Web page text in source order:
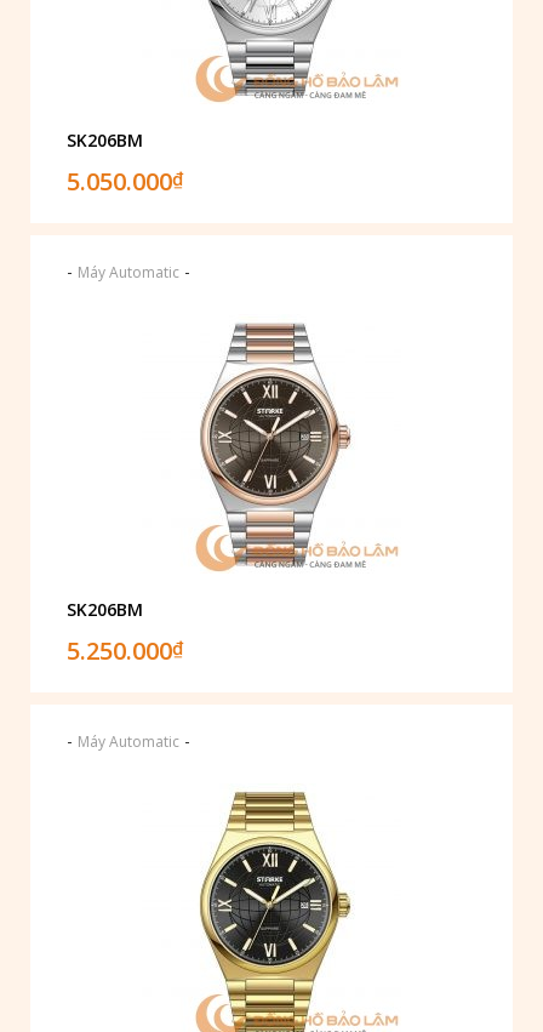
SK206BM
5.050.000₫
- Máy Automatic -
SK206BM
5.250.000₫
- Máy Automatic -